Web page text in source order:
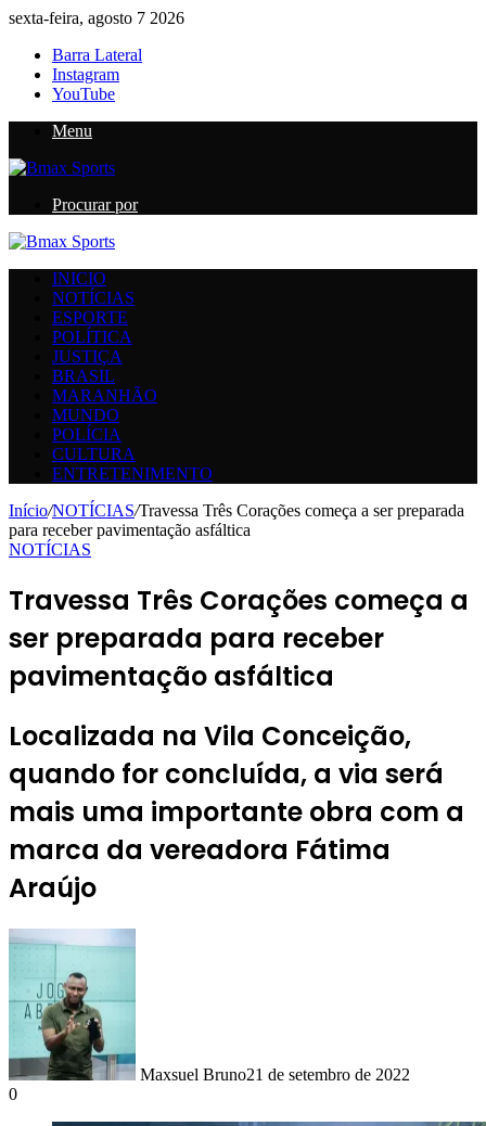
sexta-feira, agosto 7 2026
Barra Lateral
Instagram
YouTube
Menu
Procurar por
INICIO
NOTÍCIAS
ESPORTE
POLÍTICA
JUSTIÇA
BRASIL
MARANHÃO
MUNDO
POLÍCIA
CULTURA
ENTRETENIMENTO
Início/NOTÍCIAS/Travessa Três Corações começa a ser preparada
para receber pavimentação asfáltica
NOTÍCIAS
Travessa Três Corações começa a
ser preparada para receber
pavimentação asfáltica
Localizada na Vila Conceição,
quando for concluída, a via será
mais uma importante obra com a
marca da vereadora Fátima
Araújo
Maxsuel Bruno21 de setembro de 2022
0